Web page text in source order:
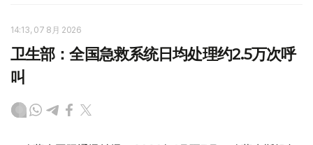
14:13, 07 8月 2026
卫生部：全国急救系统日均处理约2.5万次呼
叫